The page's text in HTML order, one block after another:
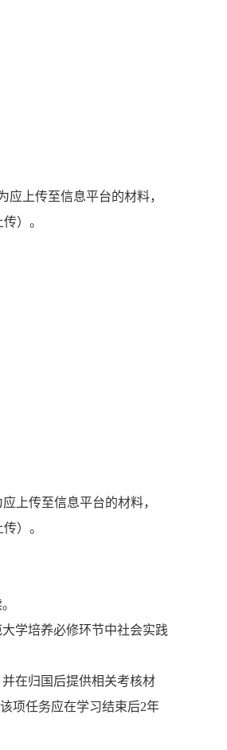
上传至信息平台的材料，
）。
上传至信息平台的材料，
）。
学培养必修环节中社会实践
在归国后提供相关考核材
项任务应在学习结束后2年